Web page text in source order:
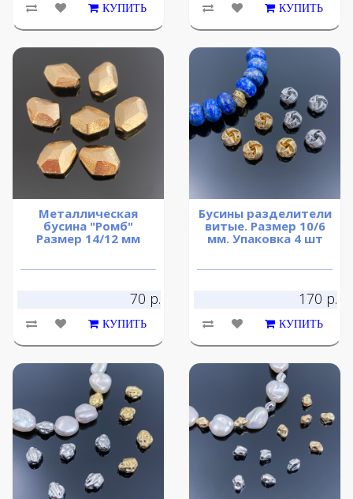
КУПИТЬ КУПИТЬ
Металлическая
бусина "Ромб"
Размер 14/12 мм
70 р.
КУПИТЬ
Бусины разделители
витые. Размер 10/6
мм. Упаковка 4 шт
170 р.
КУПИТЬ